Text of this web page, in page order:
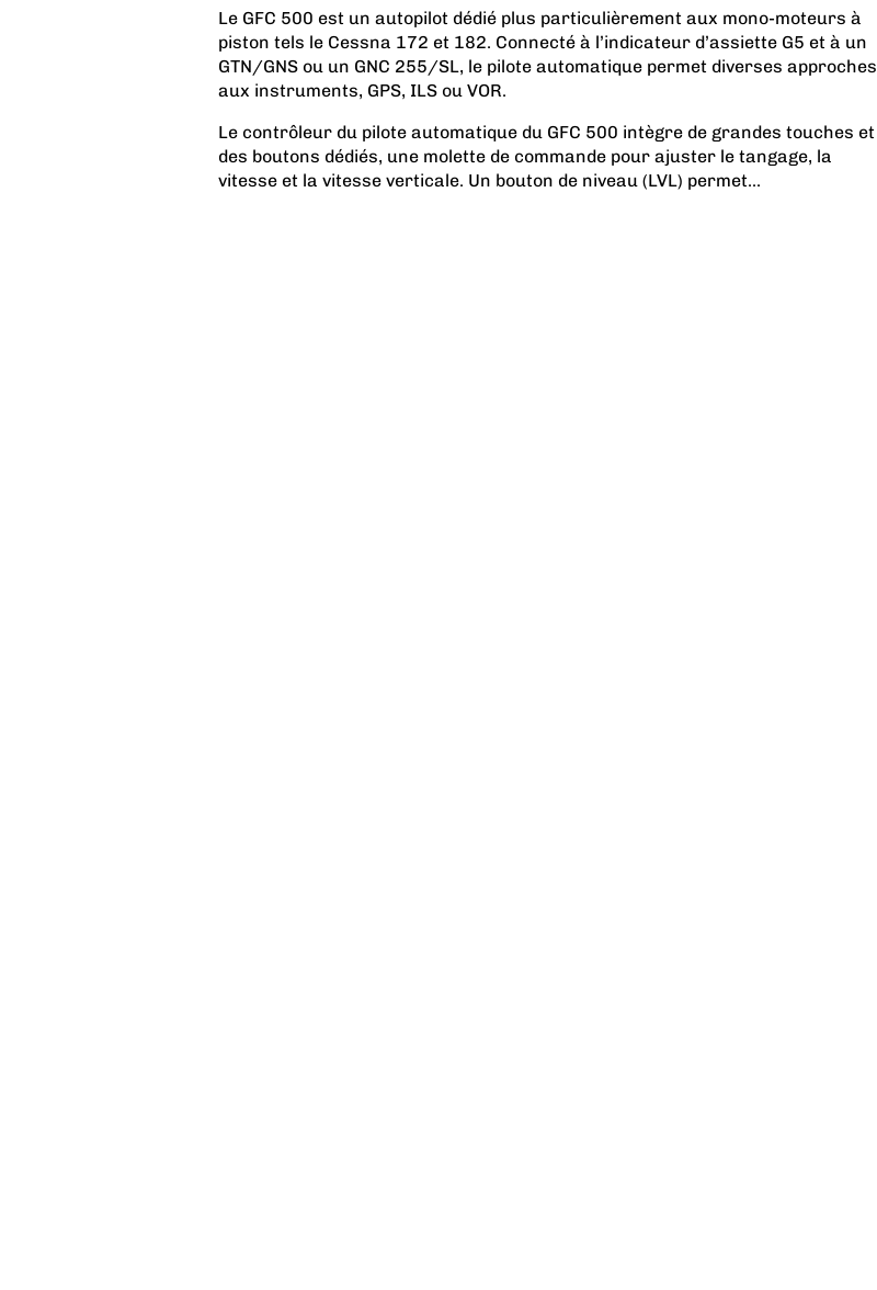
Le GFC 500 est un autopilot dédié plus particulièrement aux mono-moteurs à
piston tels le Cessna 172 et 182. Connecté à l’indicateur d’assiette G5 et à un
GTN/GNS ou un GNC 255/SL, le pilote automatique permet diverses approches
aux instruments, GPS, ILS ou VOR.
Le contrôleur du pilote automatique du GFC 500 intègre de grandes touches et
des boutons dédiés, une molette de commande pour ajuster le tangage, la
vitesse et la vitesse verticale. Un bouton de niveau (LVL) permet...